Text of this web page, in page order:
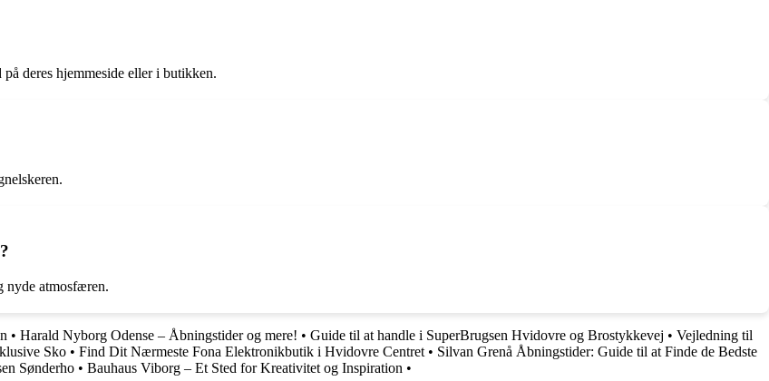
deres hjemmeside eller i butikken.
nyde atmosfæren.
• Harald Nyborg Odense – Åbningstider og mere! • Guide til at handle i SuperBrugsen Hvidovre og Brostykkevej • Vejledning til
Sko • Find Dit Nærmeste Fona Elektronikbutik i Hvidovre Centret • Silvan Grenå Åbningstider: Guide til at Finde de Bedste
Sønderho • Bauhaus Viborg – Et Sted for Kreativitet og Inspiration •